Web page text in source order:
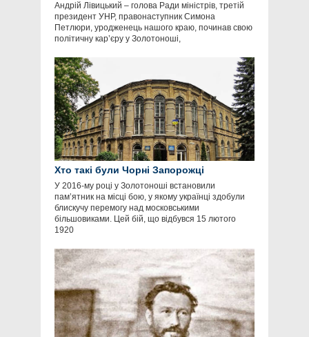
Андрій Лівицький – голова Ради міністрів, третій
президент УНР, правонаступник Симона
Петлюри, уродженець нашого краю, починав свою
політичну кар’єру у Золотоноші,
Хто такі були Чорні Запорожці
У 2016-му році у Золотоноші встановили
пам’ятник на місці бою, у якому українці здобули
блискучу перемогу над московськими
більшовиками. Цей бій, що відбувся 15 лютого
1920